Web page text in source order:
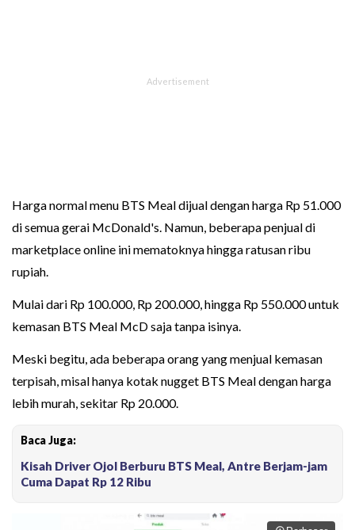
Harga normal menu BTS Meal dijual dengan harga Rp 51.000
di semua gerai McDonald's. Namun, beberapa penjual di
marketplace online ini mematoknya hingga ratusan ribu
rupiah.
Mulai dari Rp 100.000, Rp 200.000, hingga Rp 550.000 untuk
kemasan BTS Meal McD saja tanpa isinya.
Meski begitu, ada beberapa orang yang menjual kemasan
terpisah, misal hanya kotak nugget BTS Meal dengan harga
lebih murah, sekitar Rp 20.000.
Baca Juga:
Kisah Driver Ojol Berburu BTS Meal, Antre Berjam-jam
Cuma Dapat Rp 12 Ribu